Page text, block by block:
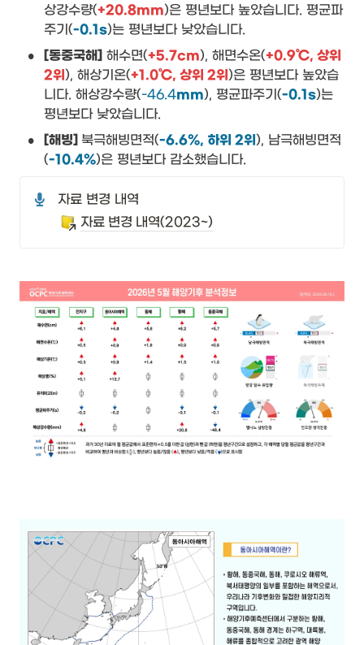
상강수량(+20.8mm)은 평년보다 높았습니다. 평균파
주기(-0.1s)는 평년보다 낮았습니다.
• [동중국해] 해수면(+5.7cm), 해면수온(+0.9℃, 상위
2위), 해상기온(+1.0℃, 상위 2위)은 평년보다 높았습
니다. 해상강수량(-46.4mm), 평균파주기(-0.1s)는
평년보다 낮았습니다.
• [해빙] 북극해빙면적(-6.6%, 하위 2위), 남극해빙면적
(-10.4%)은 평년보다 감소했습니다.
자료 변경 내역
자료 변경 내역(2023~)